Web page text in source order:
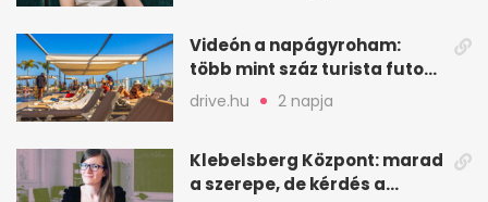
Videón a napágyroham:
több mint száz turista futott
a helyekért Tenerifén
drive.hu 2 napja
Klebelsberg Központ: marad
a szerepe, de kérdés a